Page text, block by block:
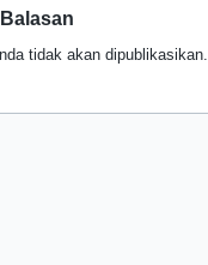
tidak akan dipublikasikan.